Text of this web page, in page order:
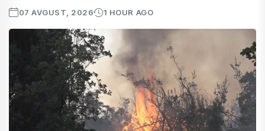
07 AVGUST, 2026 1 HOUR AGO